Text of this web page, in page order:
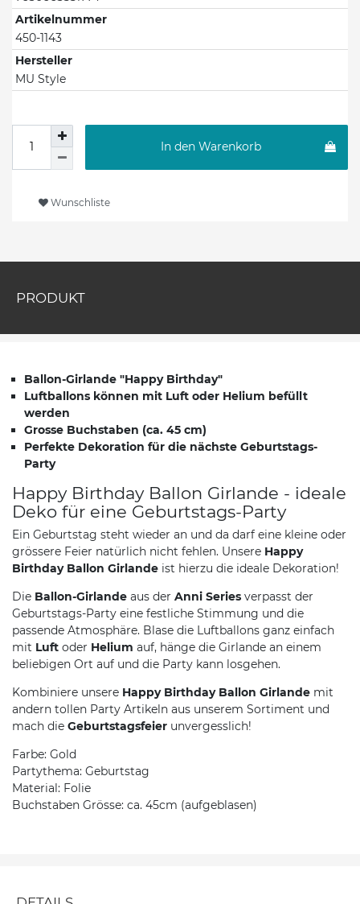
Artikelnummer
450-1143
Hersteller
MU Style
In den Warenkorb
Wunschliste
PRODUKT
Ballon-Girlande "Happy Birthday"
Luftballons können mit Luft oder Helium befüllt
werden
Grosse Buchstaben (ca. 45 cm)
Perfekte Dekoration für die nächste Geburtstags-
Party
Happy Birthday Ballon Girlande - ideale
Deko für eine Geburtstags-Party
Ein Geburtstag steht wieder an und da darf eine kleine oder
grössere Feier natürlich nicht fehlen. Unsere Happy
Birthday Ballon Girlande ist hierzu die ideale Dekoration!
Die Ballon-Girlande aus der Anni Series verpasst der
Geburtstags-Party eine festliche Stimmung und die
passende Atmosphäre. Blase die Luftballons ganz einfach
mit Luft oder Helium auf, hänge die Girlande an einem
beliebigen Ort auf und die Party kann losgehen.
Kombiniere unsere Happy Birthday Ballon Girlande mit
andern tollen Party Artikeln aus unserem Sortiment und
mach die Geburtstagsfeier unvergesslich!
Farbe: Gold
Partythema: Geburtstag
Material: Folie
Buchstaben Grösse: ca. 45cm (aufgeblasen)